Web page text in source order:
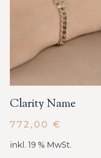
Clarity Name
772,00 €
inkl. 19 % MwSt.